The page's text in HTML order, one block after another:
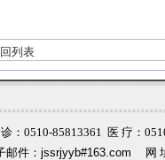
列表
：0510-85813361 医 疗：
邮件： jssrjyyb#163.com
网